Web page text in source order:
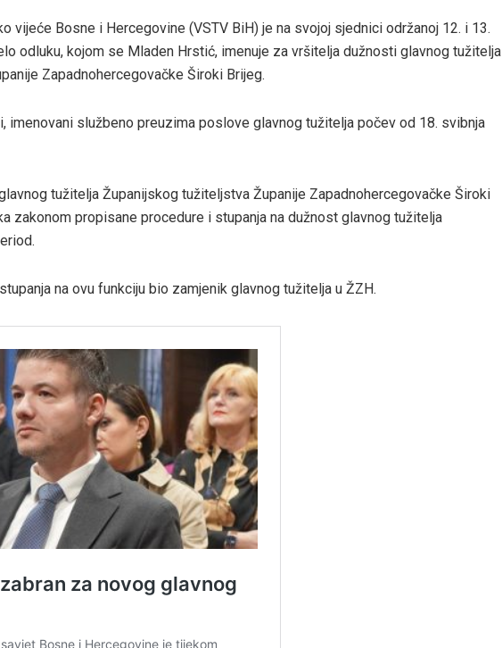
vijeće Bosne i Hercegovine (VSTV BiH) je na svojoj sjednici održanoj 12. i 13.
odluku, kojom se Mladen Hrstić, imenuje za vršitelja dužnosti glavnog tužitelja
Zapadnohercegovačke Široki Brijeg.
imenovani službeno preuzima poslove glavnog tužitelja počev od 18. svibnja
tužitelja Županijskog tužiteljstva Županije Zapadnohercegovačke Široki
zakonom propisane procedure i stupanja na dužnost glavnog tužitelja
na ovu funkciju bio zamjenik glavnog tužitelja u ŽZH.